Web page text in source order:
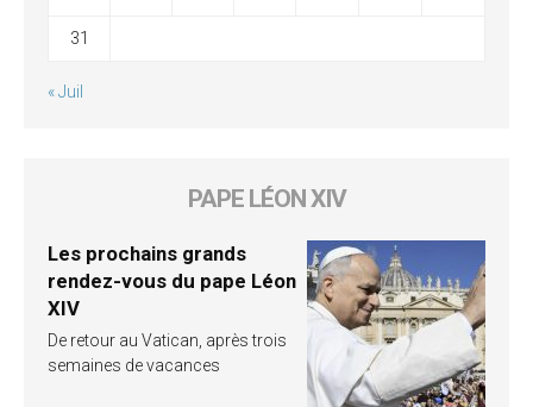
31
« Juil
PAPE LÉON XIV
Les prochains grands
rendez-vous du pape Léon
XIV
De retour au Vatican, après trois
semaines de vacances